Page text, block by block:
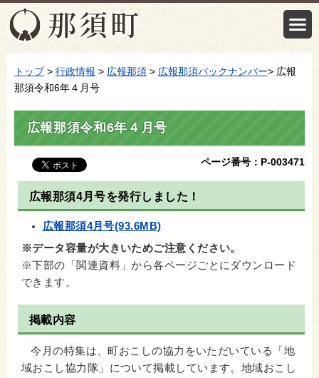
トップ> 行政情報 > 広報那須 > 広報那須バックナンバー> 広報
那須令和6年４月号
広報那須令和6年４月号
ページ番号：P-003471
広報那須4月号を発行しました！
広報那須4月号(93.6MB)
※データ容量が大きいためご注意ください。
※下部の「関連資料」から各ページごとにダウンロード
できます。
掲載内容
今月の特集は、町おこしの協力をいただいている「地
域おこし協力隊」について掲載しています。地域おこし